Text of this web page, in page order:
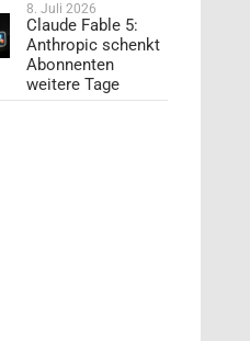
8. Juli 2026
Claude Fable 5:
Anthropic schenkt
Abonnenten
weitere Tage